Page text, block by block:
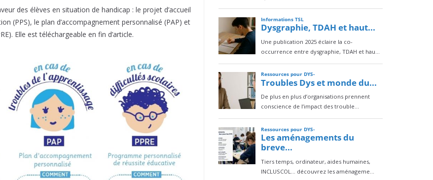
des élèves en situation de handicap : le projet d’accueil
(PPS), le plan d’accompagnement personnalisé (PAP) et
Elle est téléchargeable en fin d’article.